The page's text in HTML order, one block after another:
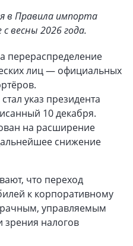
в Правила импорта
весны 2026 года.
перераспределение
лиц — официальных
указ президента
10 декабря.
на расширение
снижение
что переход
к корпоративному
управляемым
зрения налогов